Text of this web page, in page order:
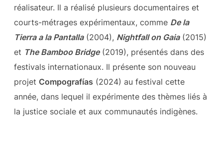
réalisateur. Il a réalisé plusieurs documentaires et
courts-métrages expérimentaux, comme De la
Tierra a la Pantalla(2004), Nightfall on Gaia(2015)
et The Bamboo Bridge(2019), présentés dans des
festivals internationaux. Il présente son nouveau
projet Compografías (2024) au festival cette
année, dans lequel il expérimente des thèmes liés à
la justice sociale et aux communautés indigènes.